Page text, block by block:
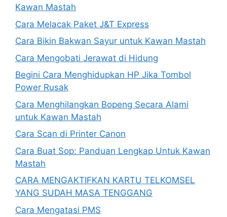
Kawan Mastah
Cara Melacak Paket J&T Express
Cara Bikin Bakwan Sayur untuk Kawan Mastah
Cara Mengobati Jerawat di Hidung
Begini Cara Menghidupkan HP Jika Tombol
Power Rusak
Cara Menghilangkan Bopeng Secara Alami
untuk Kawan Mastah
Cara Scan di Printer Canon
Cara Buat Sop: Panduan Lengkap Untuk Kawan
Mastah
CARA MENGAKTIFKAN KARTU TELKOMSEL
YANG SUDAH MASA TENGGANG
Cara Mengatasi PMS